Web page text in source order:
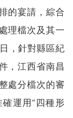
的宴請，綜合
理檔次及其一
，針對縣區紀
，江西省南昌
處分檔次的審
運用“四種形